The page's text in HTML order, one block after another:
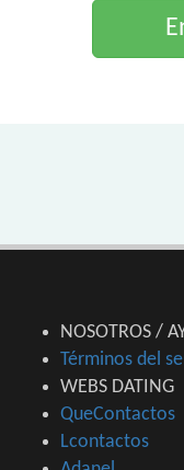
NOSOTROS /
Términos del
WEBS DATING
QueContactos
Lcontactos